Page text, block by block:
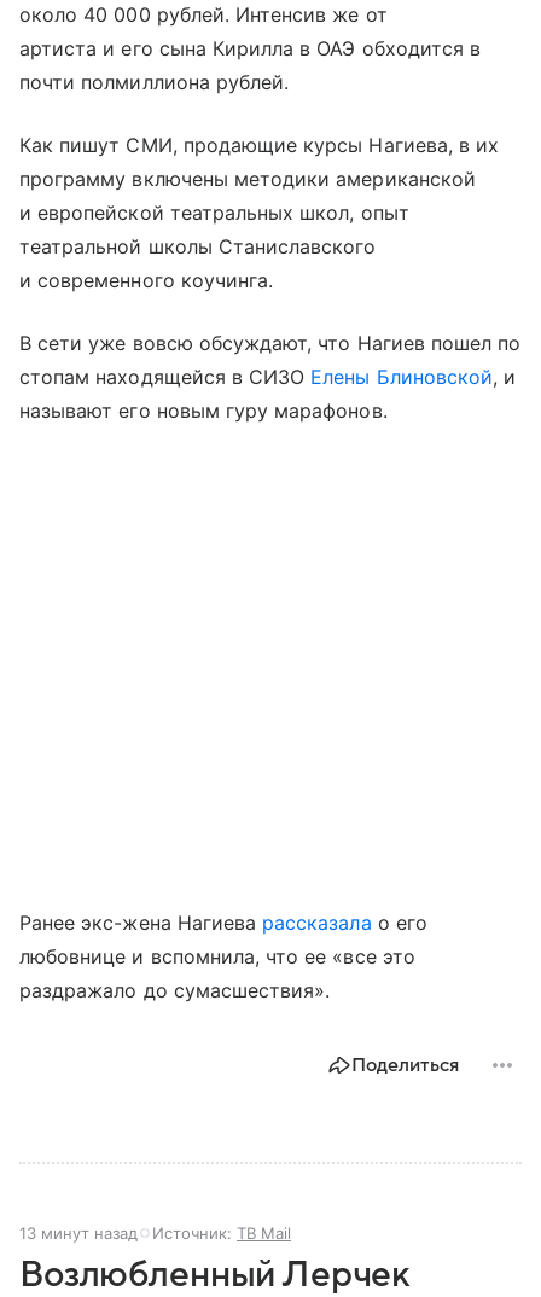
около 40 000 рублей. Интенсив же от
артиста и его сына Кирилла в ОАЭ обходится в
почти полмиллиона рублей.
Как пишут СМИ, продающие курсы Нагиева, в их
программу включены методики американской
и европейской театральных школ, опыт
театральной школы Станиславского
и современного коучинга.
В сети уже вовсю обсуждают, что Нагиев пошел по
стопам находящейся в СИЗО Елены Блиновской, и
называют его новым гуру марафонов.
Ранее экс-жена Нагиева рассказала о его
любовнице и вспомнила, что ее «все это
раздражало до сумасшествия».
Поделиться
13 минут назад Источник: ТВ Mail
Возлюбленный Лерчек